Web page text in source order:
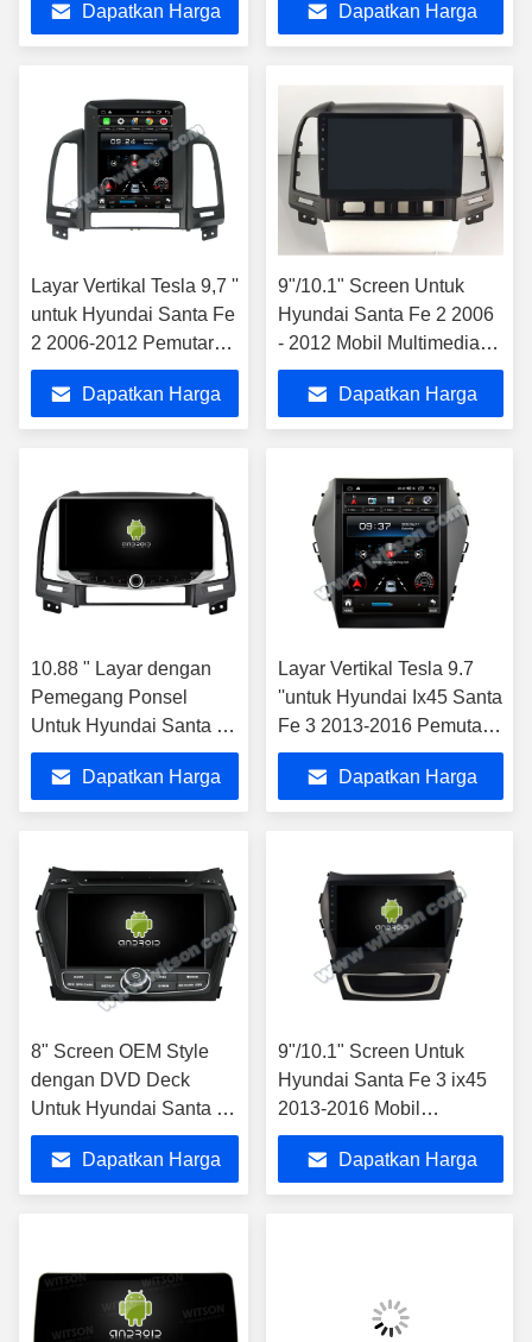
Multimedia Stereo
Player
Dapatkan Harga
Dapatkan Harga
Layar Vertikal Tesla 9,7 ''
untuk Hyundai Santa Fe
2 2006-2012 Pemutar
Multimedia Mobil
AndroidDapatkan Harga
9"/10.1" Screen Untuk
Hyundai Santa Fe 2 2006
- 2012 Mobil Multimedia
Stereo GPS CarPlay
Player
Dapatkan Harga
10.88 " Layar dengan
Pemegang Ponsel
Untuk Hyundai Santa Fe
2 2006 - 2012
Multimedia Stereo GPS
CarPlay Player
Dapatkan Harga
Layar Vertikal Tesla 9.7
''untuk Hyundai Ix45 Santa
Fe 3 2013-2016 Pemutar
Multimedia Mobil Android
Dapatkan Harga
8" Screen OEM Style
dengan DVD Deck
Untuk Hyundai Santa Fe
3 IX45 2013-2016
Android Car Stereo
Dapatkan Harga
9"/10.1" Screen Untuk
Hyundai Santa Fe 3 ix45
2013-2016 Mobil
Multimedia Stereo
Dapatkan Harga